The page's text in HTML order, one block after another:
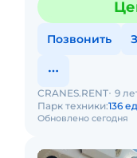
Позвонить
Обновлено сегодня
CRANES.RENT 9
Парк техники:136